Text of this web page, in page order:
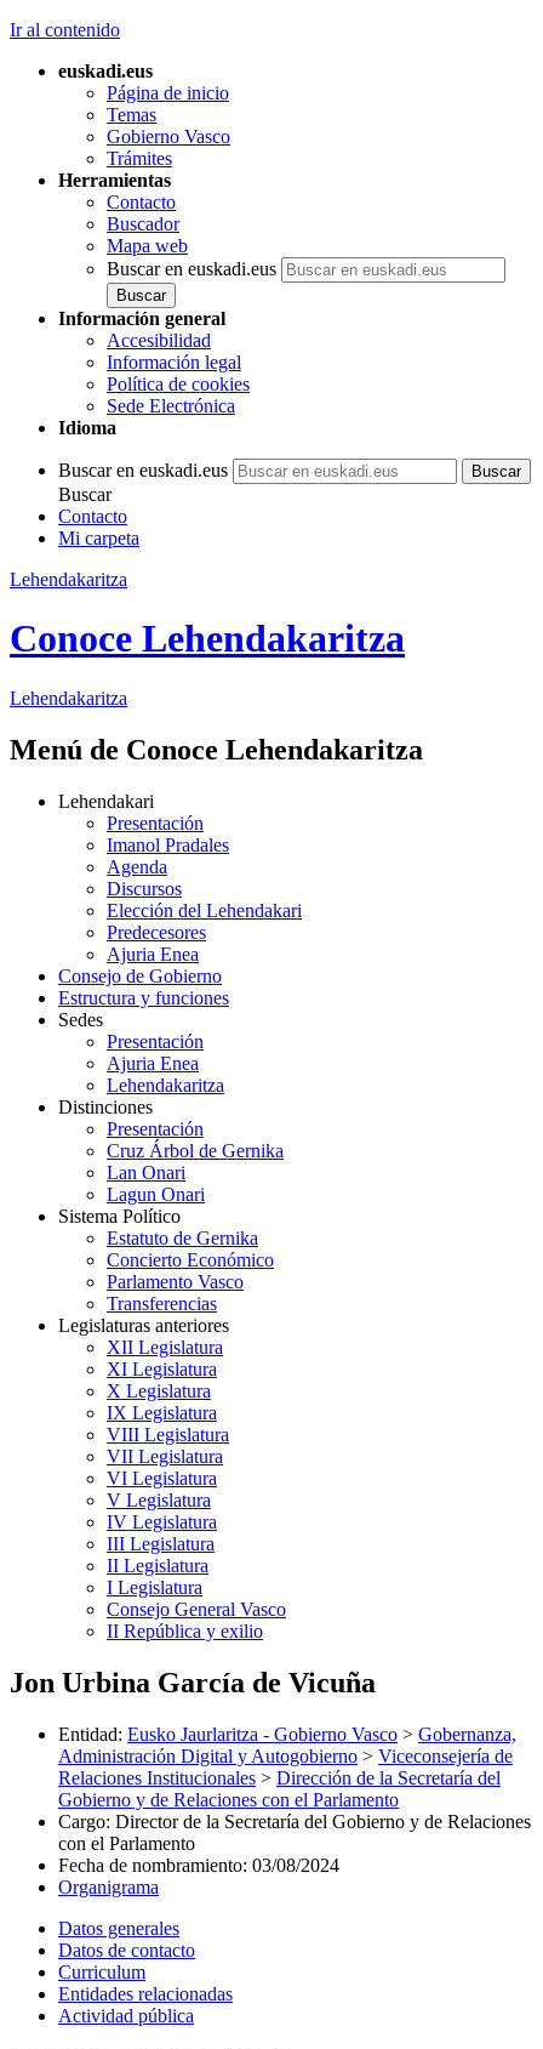
Ir al contenido
euskadi.eus
Página de inicio
Temas
Gobierno Vasco
Trámites
Herramientas
Contacto
Buscador
Mapa web
Buscar en euskadi.eus
Información general
Accesibilidad
Información legal
Política de cookies
Sede Electrónica
Idioma
Buscar en euskadi.eus
Buscar
Contacto
Mi carpeta
Lehendakaritza
Conoce Lehendakaritza
Lehendakaritza
Menú de Conoce Lehendakaritza
Lehendakari
Presentación
Imanol Pradales
Agenda
Discursos
Elección del Lehendakari
Predecesores
Ajuria Enea
Consejo de Gobierno
Estructura y funciones
Sedes
Presentación
Ajuria Enea
Lehendakaritza
Distinciones
Presentación
Cruz Árbol de Gernika
Lan Onari
Lagun Onari
Sistema Político
Estatuto de Gernika
Concierto Económico
Parlamento Vasco
Transferencias
Legislaturas anteriores
XII Legislatura
XI Legislatura
X Legislatura
IX Legislatura
VIII Legislatura
VII Legislatura
VI Legislatura
V Legislatura
IV Legislatura
III Legislatura
II Legislatura
I Legislatura
Consejo General Vasco
II República y exilio
Jon Urbina García de Vicuña
Entidad: Eusko Jaurlaritza - Gobierno Vasco > Gobernanza,
Administración Digital y Autogobierno > Viceconsejería de
Relaciones Institucionales > Dirección de la Secretaría del
Gobierno y de Relaciones con el Parlamento
Cargo: Director de la Secretaría del Gobierno y de Relaciones
con el Parlamento
Fecha de nombramiento: 03/08/2024
Organigrama
Datos generales
Datos de contacto
Curriculum
Entidades relacionadas
Actividad pública